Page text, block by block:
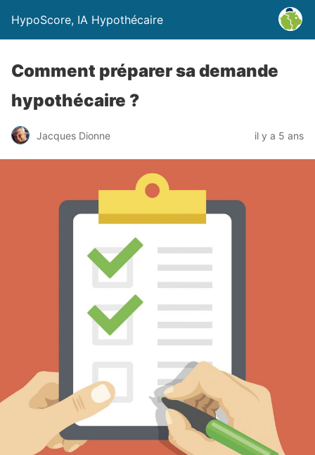
HypoScore, IA Hypothécaire
Comment préparer sa demande
hypothécaire ?
Jacques Dionne il y a 5 ans